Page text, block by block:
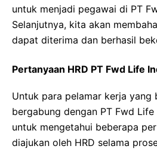
untuk menjadi pegawai di PT
Selanjutnya, kita akan
dapat diterima dan berhasil
Pertanyaan HRD PT Fwd Life
Untuk para pelamar kerja yang
bergabung dengan PT Fwd
untuk mengetahui beberapa
diajukan oleh HRD selama